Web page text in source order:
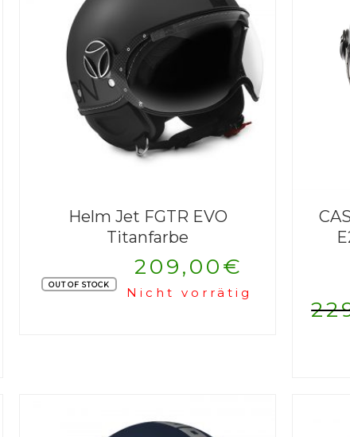
Helm Jet FGTR EVO
Titanfarbe
OUT OF STOCK
209,00€
Nicht vorrätig